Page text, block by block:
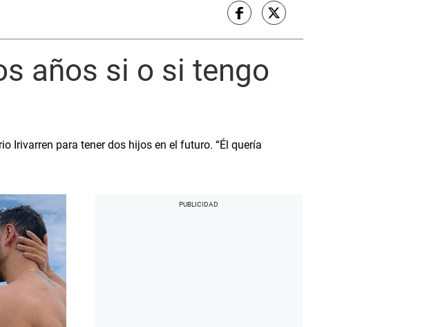
años si o si tengo
Irivarren para tener dos hijos en el futuro. “Él quería